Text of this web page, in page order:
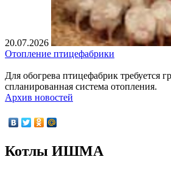
20.07.2026
Отопление птицефабрики
Для обогрева птицефабрик требуется
спланированная система отопления.
Архив новостей
Котлы ИШМА